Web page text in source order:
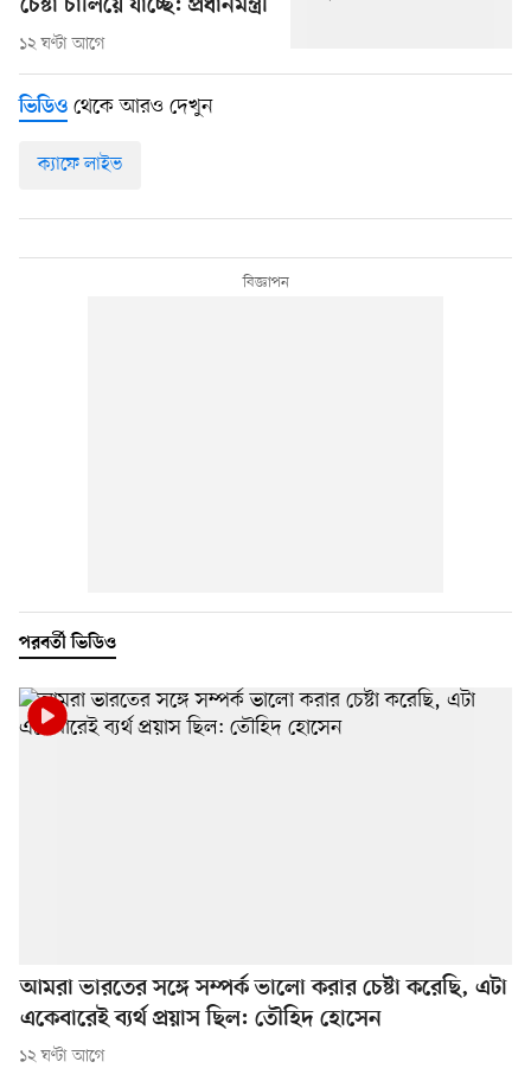
চেষ্টা চালিয়ে যাচ্ছে: প্রধানমন্ত্রী
১২ ঘণ্টা আগে
ভিডিও থেকে আরও দেখুন
ক্যাফে লাইভ
পরবর্তী ভিডিও
আমরা ভারতের সঙ্গে সম্পর্ক ভালো করার চেষ্টা করেছি, এটা
একেবারেই ব্যর্থ প্রয়াস ছিল: তৌহিদ হোসেন
১২ ঘণ্টা আগে